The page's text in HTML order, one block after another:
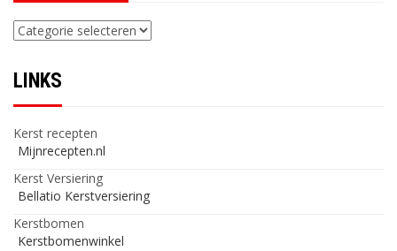
Categorieën
LINKS
Kerst recepten
Mijnrecepten.nl
Kerst Versiering
Bellatio Kerstversiering
Kerstbomen
Kerstbomenwinkel